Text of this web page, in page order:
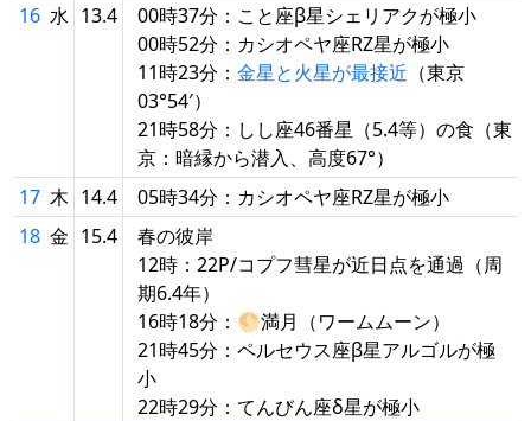
16 水 13.4
00時37分：こと座β星シェリアクが極小
00時52分：カシオペヤ座RZ星が極小
11時23分： 金星と火星が最接近 （東京
03°54′）
21時58分：しし座46番星（5.4等）の食（東
京：暗縁から潜入、高度67°）
17 木 14.4
05時34分：カシオペヤ座RZ星が極小
18 金 15.4
春の彼岸
12時：22P/コプフ彗星が近日点を通過（周
期6.4年）
16時18分：🌕満月（ワームムーン）
21時45分：ペルセウス座β星アルゴルが極
小
22時29分：てんびん座δ星が極小